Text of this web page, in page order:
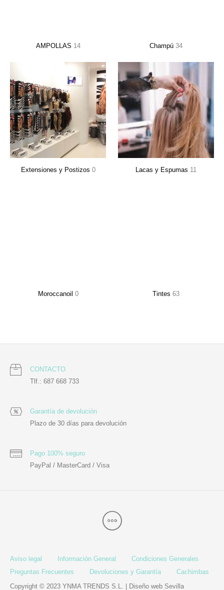
AMPOLLAS 14 Champú 34
Extensiones y Postizos 0 Lacas y Espumas 11
Moroccanoil 0 Tintes 63
CONTACTO
Tlf.: 687 668 733
Garantía de devolución
Plazo de 30 días para devolución
Pago 100% seguro
PayPal / MasterCard / Visa
Aviso legal Información General
Condiciones Generales
Preguntas Frecuentes
Devoluciones y Garantía
Cachimbas
Copyright © 2023 YNMA TRENDS S.L. |
Diseño web Sevilla